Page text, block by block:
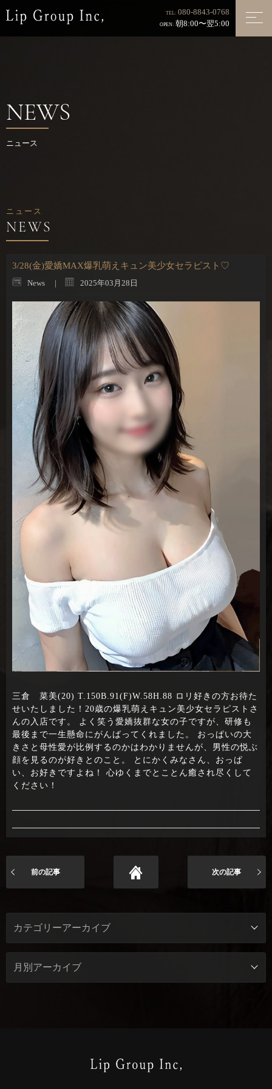
TEL: 080-8843-0768
OPEN: 朝8:00〜翌5:00
NEWS
ニュース
ニュース
3/28(金)愛嬌MAX爆乳萌えキュン美少女セラピスト♡
News 2025年03月28日
三倉 菜美(20) T.150B.91(F)W.58H.88 ロリ好きの方お待た
せいたしました！20歳の爆乳萌えキュン美少女セラピストさ
んの入店です。 よく笑う愛嬌抜群な女の子ですが、研修も
最後まで一生懸命にがんばってくれました。 おっぱいの大
きさと母性愛が比例するのかはわかりませんが、男性の悦ぶ
顔を見るのが好きとのこと。 とにかくみなさん、おっぱ
い、お好きですよね！ 心ゆくまでとことん癒され尽くして
ください！
前の記事 次の記事